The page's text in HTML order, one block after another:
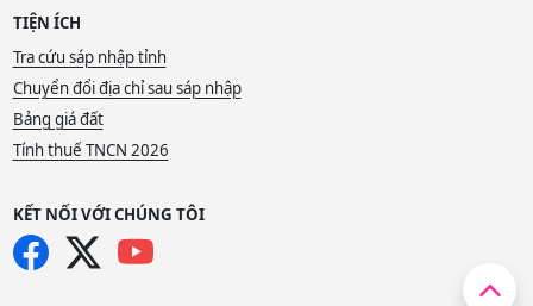
TIỆN ÍCH
Tra cứu sáp nhập tỉnh
Chuyển đổi địa chỉ sau sáp nhập
Bảng giá đất
Tính thuế TNCN 2026
KẾT NỐI VỚI CHÚNG TÔI